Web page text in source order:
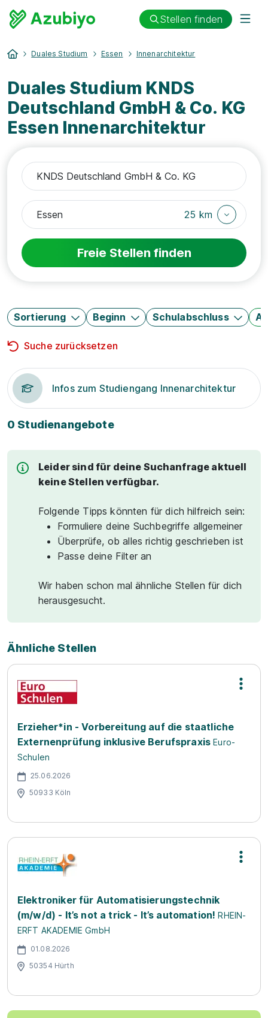
Stellen finden
Duales Studium Essen Innenarchitektur
Duales Studium KNDS
Deutschland GmbH & Co. KG
Essen Innenarchitektur
25 km
Freie Stellen finden
Sortierung Beginn Schulabschluss
Suche zurücksetzen
Infos zum Studiengang Innenarchitektur
0 Studienangebote
Leider sind für deine Suchanfrage aktuell
keine Stellen verfügbar.
Folgende Tipps könnten für dich hilfreich sein:
Formuliere deine Suchbegriffe allgemeiner
Überprüfe, ob alles richtig geschrieben ist
Passe deine Filter an
Wir haben schon mal ähnliche Stellen für dich
herausgesucht.
Ähnliche Stellen
Erzieher*in - Vorbereitung auf die staatliche
Externenprüfung inklusive Berufspraxis Euro-
Schulen
25.06.2026
50933 Köln
Elektroniker für Automatisierungstechnik
(m/w/d) - It’s not a trick - It’s automation! RHEIN-
ERFT AKADEMIE GmbH
01.08.2026
50354 Hürth